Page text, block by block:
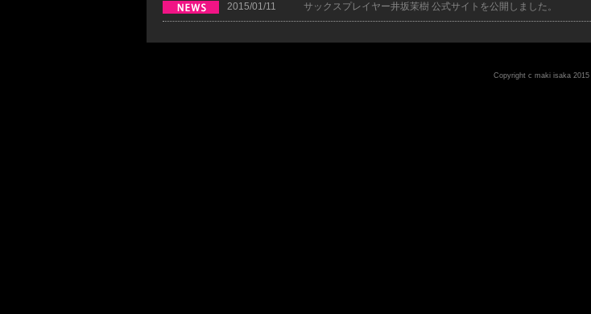
2015/01/11 サックスプレイヤー井坂茉樹 公式サイトを公開しました。
Copyright c maki isaka 2015